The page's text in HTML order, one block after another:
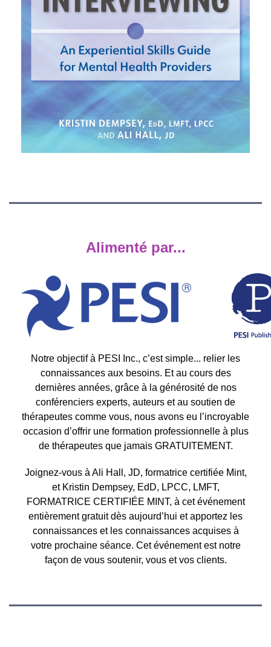
Alimenté par...
Notre objectif à PESI Inc., c’est simple... relier les
connaissances aux besoins. Et au cours des
dernières années, grâce à la générosité de nos
conférenciers experts, auteurs et au soutien de
thérapeutes comme vous, nous avons eu l’incroyable
occasion d’offrir une formation professionnelle à plus
de thérapeutes que jamais GRATUITEMENT.
Joignez-vous à Ali Hall, JD, formatrice certifiée Mint,
et Kristin Dempsey, EdD, LPCC, LMFT,
FORMATRICE CERTIFIÉE MINT, à cet événement
entièrement gratuit dès aujourd’hui et apportez les
connaissances et les connaissances acquises à
votre prochaine séance. Cet événement est notre
façon de vous soutenir, vous et vos clients.